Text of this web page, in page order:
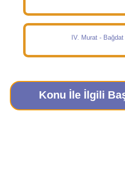
IV. Murat -
Konu İle İlgili